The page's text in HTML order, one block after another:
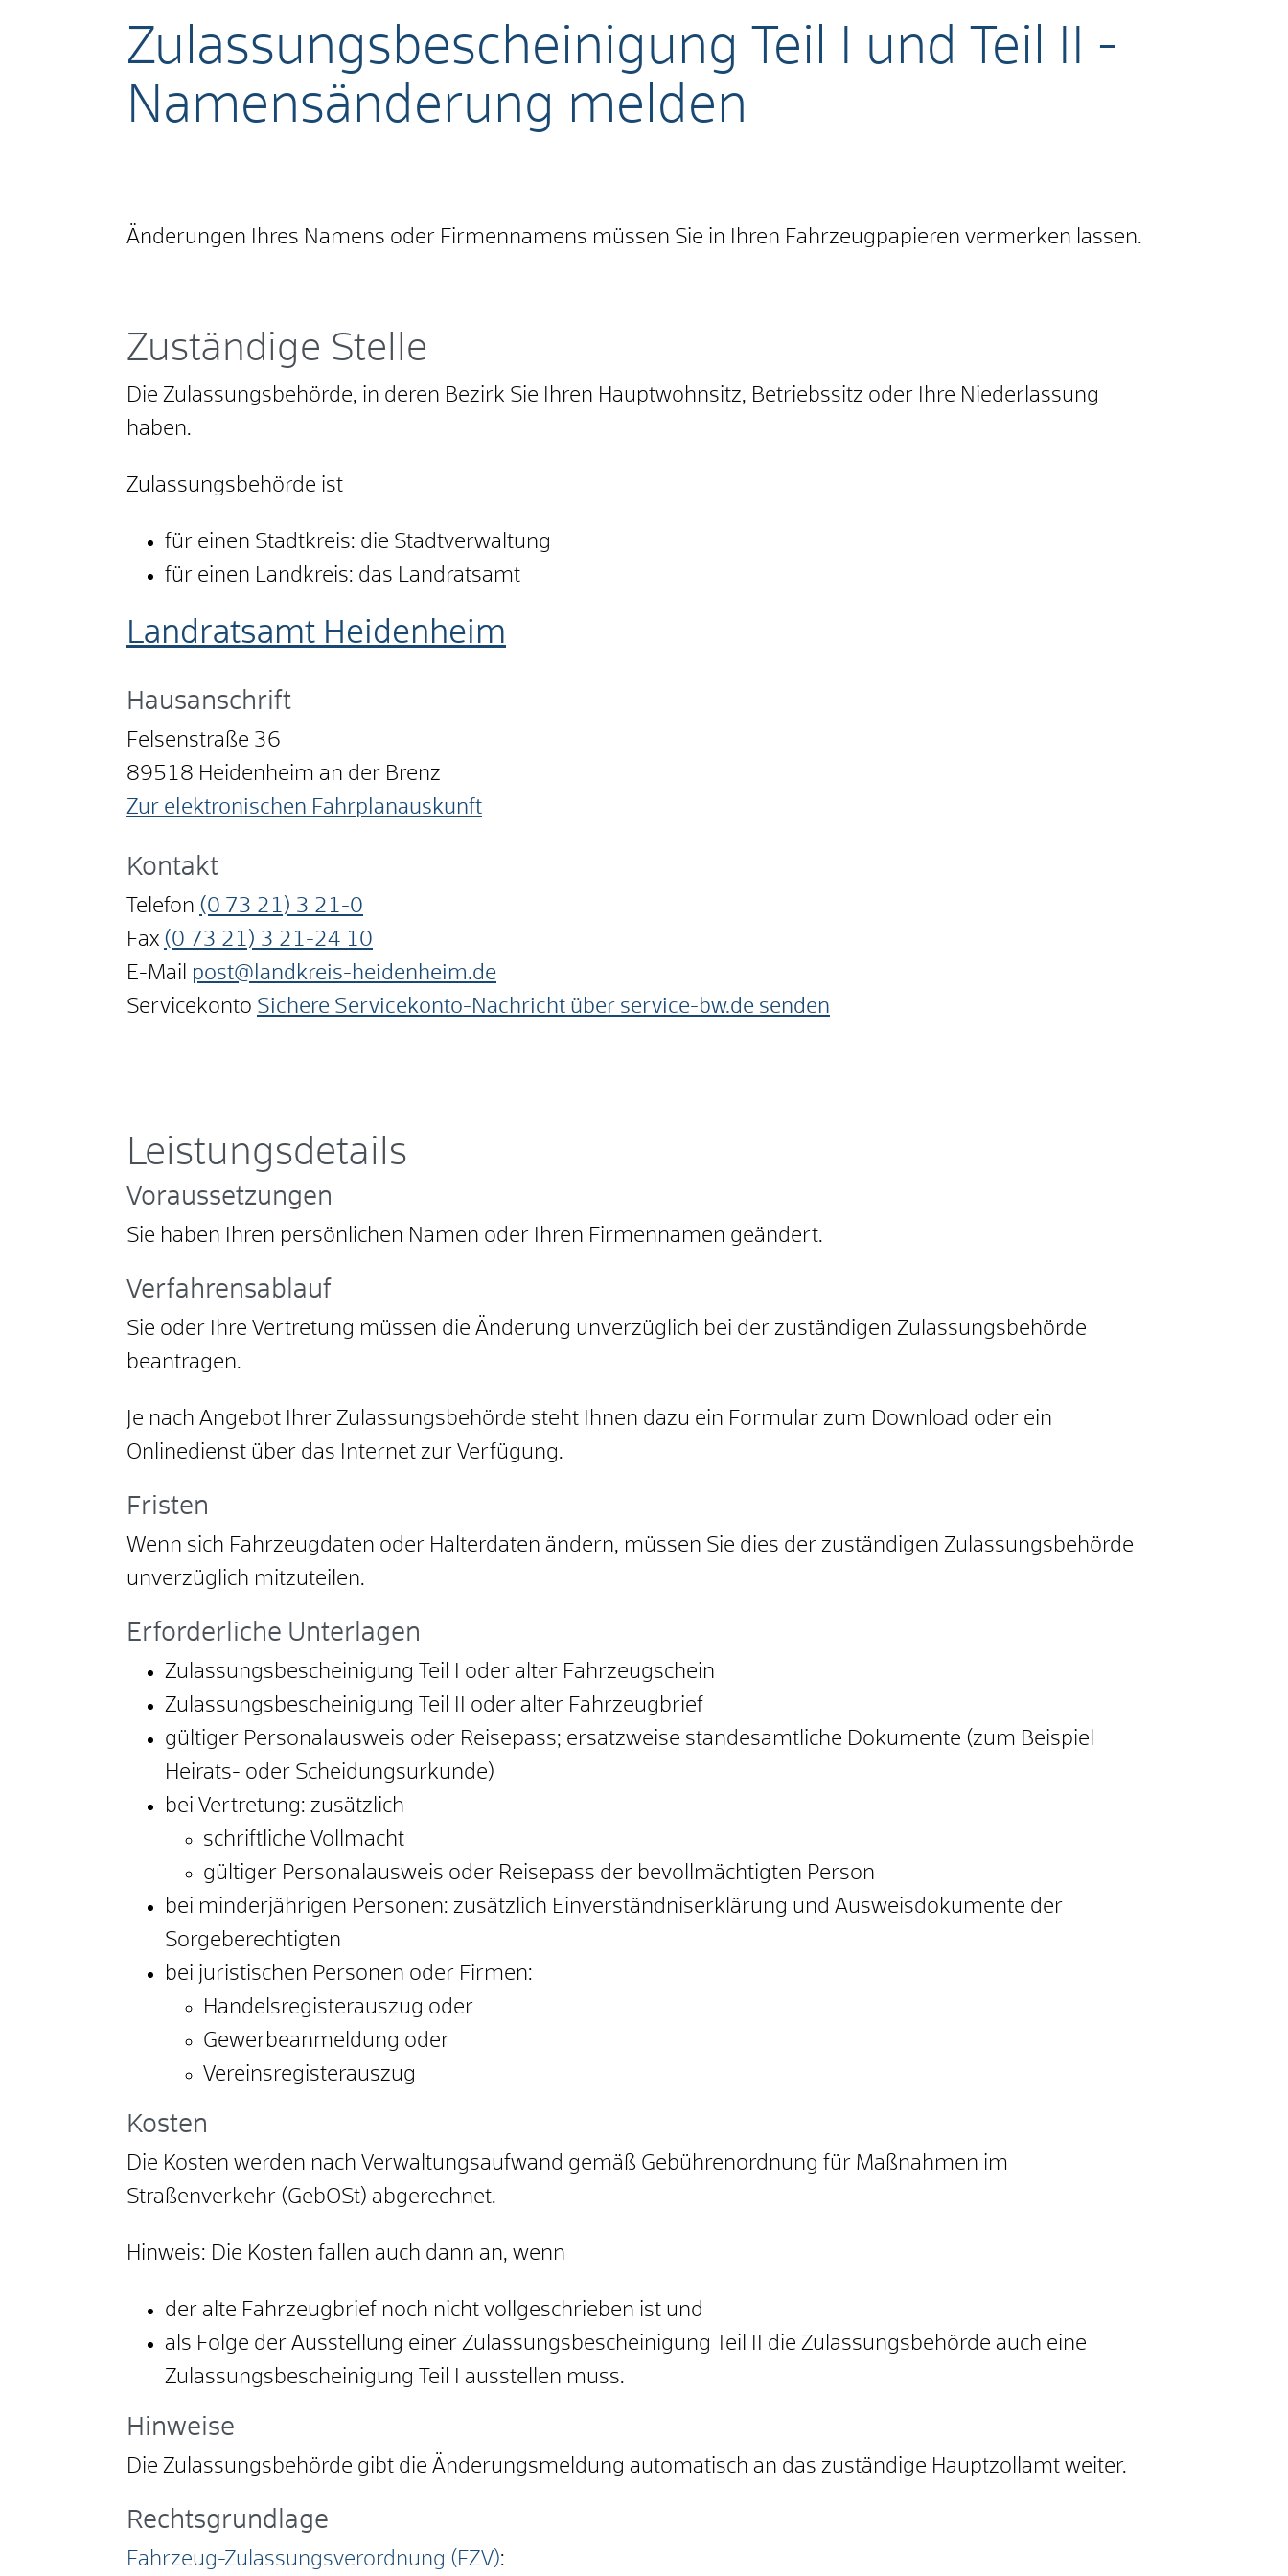
Zulassungsbescheinigung Teil I und Teil II -
Namensänderung melden
Änderungen Ihres Namens oder Firmennamens müssen Sie in Ihren Fahrzeugpapieren vermerken lassen.
Zuständige Stelle
Die Zulassungsbehörde, in deren Bezirk Sie Ihren Hauptwohnsitz, Betriebssitz oder Ihre Niederlassung
haben.
Zulassungsbehörde ist
für einen Stadtkreis: die Stadtverwaltung
für einen Landkreis: das Landratsamt
Landratsamt Heidenheim
Hausanschrift
Felsenstraße 36
89518 Heidenheim an der Brenz
Zur elektronischen Fahrplanauskunft
Kontakt
Telefon (0 73 21) 3 21-0
Fax (0 73 21) 3 21-24 10
E-Mail post@landkreis-heidenheim.de
Servicekonto Sichere Servicekonto-Nachricht über service-bw.de senden
Leistungsdetails
Voraussetzungen
Sie haben Ihren persönlichen Namen oder Ihren Firmennamen geändert.
Verfahrensablauf
Sie oder Ihre Vertretung müssen die Änderung unverzüglich bei der zuständigen Zulassungsbehörde
beantragen.
Je nach Angebot Ihrer Zulassungsbehörde steht Ihnen dazu ein Formular zum Download oder ein
Onlinedienst über das Internet zur Verfügung.
Fristen
Wenn sich Fahrzeugdaten oder Halterdaten ändern, müssen Sie dies der zuständigen Zulassungsbehörde
unverzüglich mitzuteilen.
Erforderliche Unterlagen
Zulassungsbescheinigung Teil I oder alter Fahrzeugschein
Zulassungsbescheinigung Teil II oder alter Fahrzeugbrief
gültiger Personalausweis oder Reisepass; ersatzweise standesamtliche Dokumente (zum Beispiel
Heirats- oder Scheidungsurkunde)
bei Vertretung: zusätzlich
schriftliche Vollmacht
gültiger Personalausweis oder Reisepass der bevollmächtigten Person
bei minderjährigen Personen: zusätzlich Einverständniserklärung und Ausweisdokumente der
Sorgeberechtigten
bei juristischen Personen oder Firmen:
Handelsregisterauszug oder
Gewerbeanmeldung oder
Vereinsregisterauszug
Kosten
Die Kosten werden nach Verwaltungsaufwand gemäß Gebührenordnung für Maßnahmen im
Straßenverkehr (GebOSt) abgerechnet.
Hinweis: Die Kosten fallen auch dann an, wenn
der alte Fahrzeugbrief noch nicht vollgeschrieben ist und
als Folge der Ausstellung einer Zulassungsbescheinigung Teil II die Zulassungsbehörde auch eine
Zulassungsbescheinigung Teil I ausstellen muss.
Hinweise
Die Zulassungsbehörde gibt die Änderungsmeldung automatisch an das zuständige Hauptzollamt weiter.
Rechtsgrundlage
Fahrzeug-Zulassungsverordnung (FZV):